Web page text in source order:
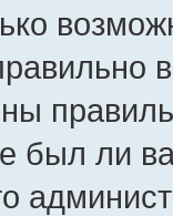
был ли